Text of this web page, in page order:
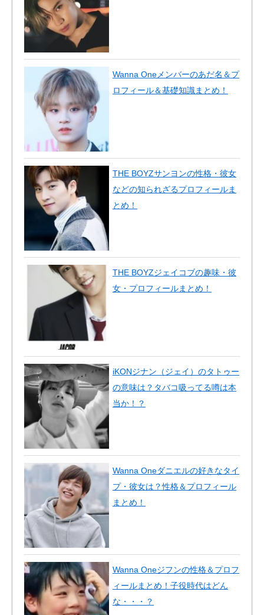
Wanna Oneメンバーのあだ名＆プ
ロフィール＆基礎知識まとめ！
THE BOYZサンヨンの性格・彼女
などの知られざるプロフィールま
とめ！
THE BOYZジェイコブの趣味・彼
女・プロフィールまとめ！
iKONジナン（ジェイ）のタトゥー
の意味は？タバコ吸ってる噂は本
当か！？
Wanna Oneダニエルの好きなタイ
プ・彼女は？性格＆プロフィール
まとめ！
Wanna Oneジフンの性格＆プロフ
ィールまとめ！子役時代はどん
な・・・？